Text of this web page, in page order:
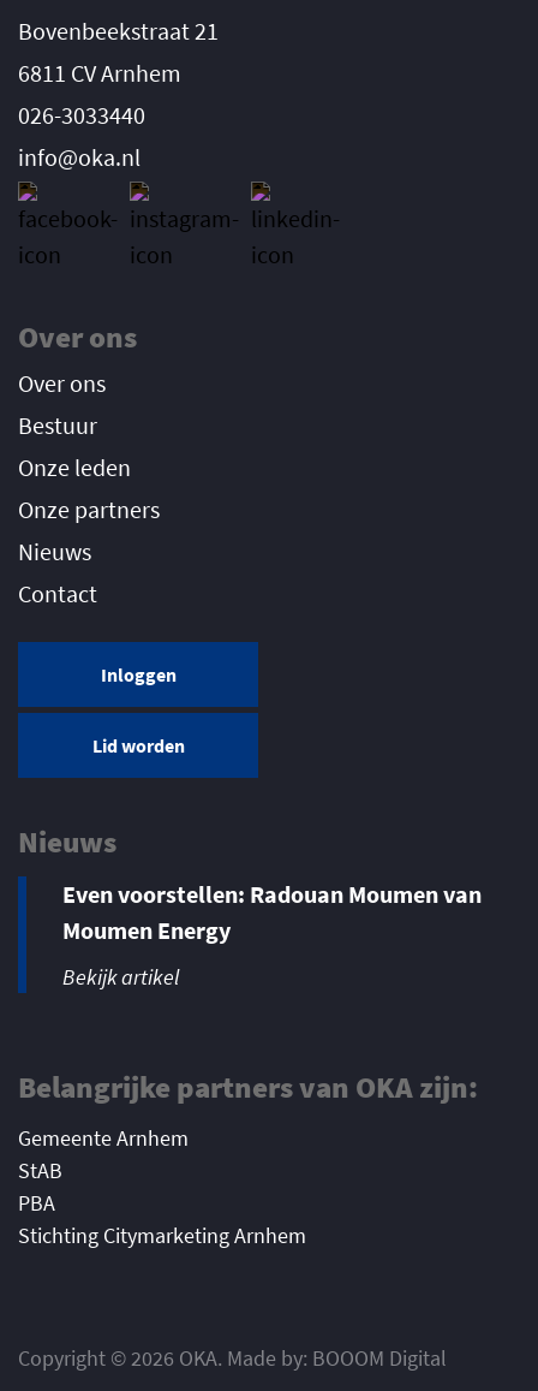
Bovenbeekstraat 21
6811 CV Arnhem
026-3033440
info@oka.nl
Over ons
Over ons
Bestuur
Onze leden
Onze partners
Nieuws
Contact
Inloggen
Lid worden
Nieuws
Even voorstellen: Radouan Moumen van
Moumen Energy
Bekijk artikel
Belangrijke partners van OKA zijn:
Gemeente Arnhem
StAB
PBA
Stichting Citymarketing Arnhem
Copyright © 2026 OKA. Made by: BOOOM Digital